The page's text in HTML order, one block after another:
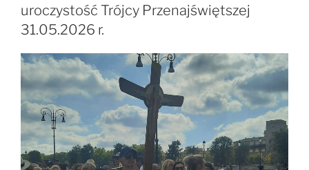
uroczystość Trójcy Przenajświętszej
31.05.2026 r.